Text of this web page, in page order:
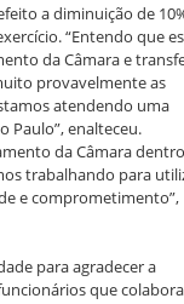
a diminuição de
“Entendo que
da Câmara e
provavelmente as
atendendo uma
Paulo”, enalteceu.
da Câmara
trabalhando para
e comprometimento”,
para agradecer a
que